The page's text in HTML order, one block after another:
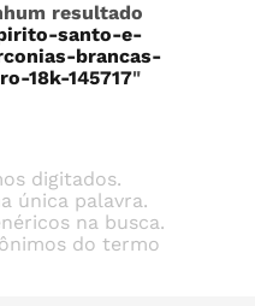
resultado
santo-e-
brancas-
18k-145717"
digitados.
única palavra.
na busca.
do termo